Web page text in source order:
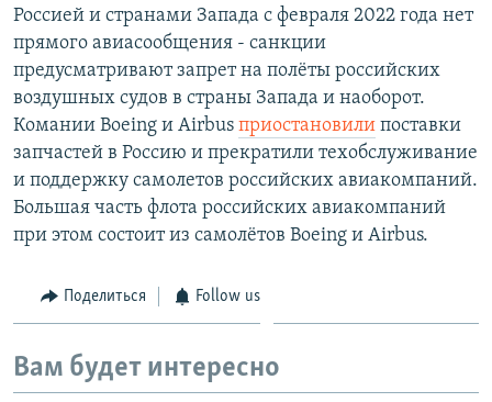
Россией и странами Запада с февраля 2022 года нет
прямого авиасообщения - санкции
предусматривают запрет на полёты российских
воздушных судов в страны Запада и наоборот.
Комании Boeing и Airbus приостановили поставки
запчастей в Россию и прекратили техобслуживание
и поддержку самолетов российских авиакомпаний.
Большая часть флота российских авиакомпаний
при этом состоит из самолётов Boeing и Airbus.
Поделиться Follow us
Вам будет интересно